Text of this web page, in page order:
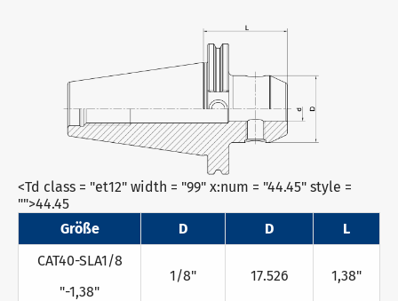
<Td class = "et12" width = "99" x:num = "44.45" style =
"">44.45
Größe
D D
L
CAT40-SLA1/8
"-1,38"
1/8" 17.526 1,38"